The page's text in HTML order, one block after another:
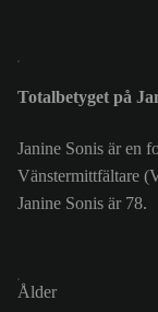
Totalbetyget på
Janine Sonis är en
Vänstermittfältare
Janine Sonis är 78.
Ålder